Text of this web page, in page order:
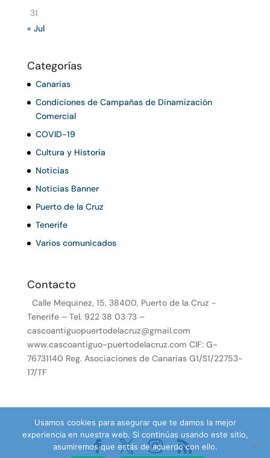
31
« Jul
Categorías
Canarias
Condiciones de Campañas de Dinamización
Comercial
COVID-19
Cultura y Historia
Noticias
Noticias Banner
Puerto de la Cruz
Tenerife
Varios comunicados
Contacto
Calle Mequinez, 15, 38400, Puerto de la Cruz -
Tenerife – Tel. 922 38 03 73 –
cascoantiguopuertodelacruz@gmail.com
www.cascoantiguo-puertodelacruz.com CIF: G-
76731140 Reg. Asociaciones de Canarias G1/S1/22753-
17/TF
Usamos cookies para asegurar que te damos la mejor
experiencia en nuestra web. Si continúas usando este sitio,
asumiremos que estás de acuerdo con ello.